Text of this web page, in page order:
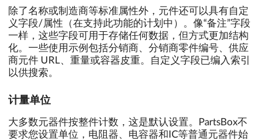
除了名称或制造商等标准属性外，元件还可以具有自定
义字段/属性（在支持此功能的计划中）。像“备注”字段
一样，这些字段可用于存储任何数据，但方式更加结构
化。一些使用示例包括分销商、分销商零件编号、供应
商元件 URL、重量或容器皮重。自定义字段已编入索引
以供搜索。
计量单位
大多数元器件按整件计数，这是默认设置。PartsBox不
要求您设置单位，电阻器、电容器和IC等普通元器件始